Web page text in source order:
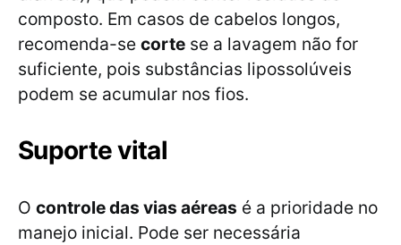
composto. Em casos de cabelos longos,
recomenda-se corte se a lavagem não for
suficiente, pois substâncias lipossolúveis
podem se acumular nos fios.
Suporte vital
O controle das vias aéreas é a prioridade no
manejo inicial. Pode ser necessária